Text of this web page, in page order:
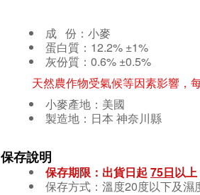
成 份：小麥
蛋白質：12.2% ±1%
灰份質：0.6% ±0.5%
天然農作物受氣候等因素影響，
小麥產地：美國
製造地：日本 神奈川縣
保存說明
保存期限：出貨日起 75日以
保存方式：溫度20度以下及濕